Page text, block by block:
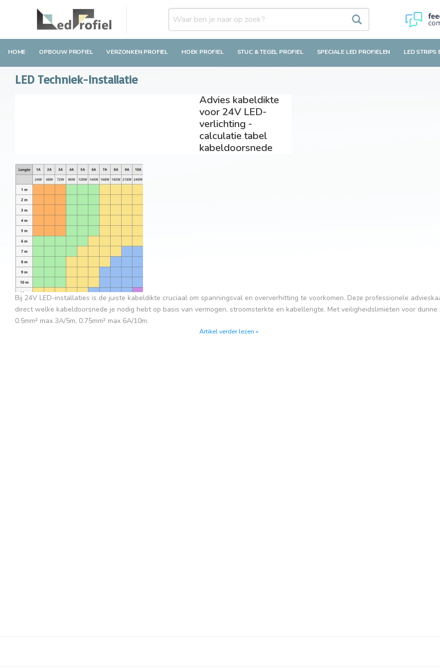
HOME OPBOUW PROFIEL VERZONKEN PROFIEL HOEK PROFIEL STUC & TEGEL PROFIEL SPECIALE LED PROFIELEN LED STRIPS
LED Techniek-Installatie
Advies kabeldikte
voor 24V LED-
verlichting -
calculatie tabel
kabeldoorsnede
Bij 24V LED-installaties is de juiste kabeldikte cruciaal om spanningsval en oververhitting te voorkomen. Deze professionele
direct welke kabeldoorsnede je nodig hebt op basis van vermogen, stroomsterkte en kabellengte. Met veiligheidslimieten voor dunne
0.5mm² max 3A/5m, 0.75mm² max 6A/10m.
Artikel verder lezen »